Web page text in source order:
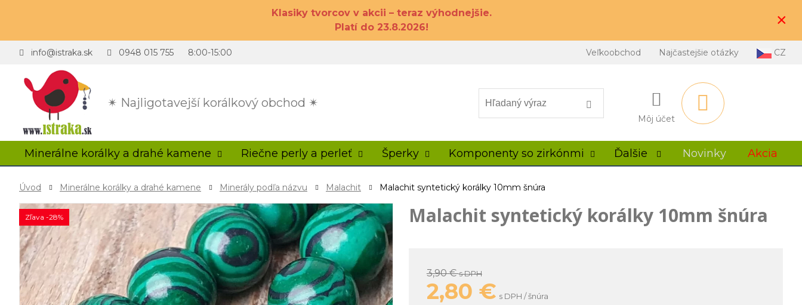
Klasiky tvorcov v akcii – teraz výhodnejšie.
Platí do 23.8.2026!
×
✴ Najligotavejší korálkový obchod ✴
info@istraka.sk 0948 015 755 8:00-15:00 Veľkoobchod Najčastejšie otázky CZ
Môj účet
Minerálne korálky a drahé kamene Riečne perly a perleť Šperky Komponenty so zirkónmi Ďalšie Novinky Akcia
Úvod Minerálne korálky a drahé kamene Minerály podľa názvu Malachit Malachit syntetický korálky 10mm šnúra
Zľava -28% Malachit syntetický korálky 10mm šnúra
3,90 €s DPH
2,80 € s DPH / šnúra